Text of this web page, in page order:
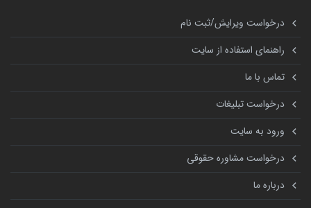
درخواست ویرایش/ثبت نام
راهنمای استفاده از سایت
تماس با ما
درخواست تبلیغات
ورود به سایت
درخواست مشاوره حقوقی
درباره ما